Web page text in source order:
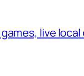
live local